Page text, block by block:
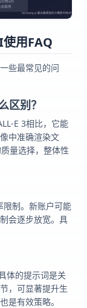
使用FAQ
些最常见的问
区别？
E 3相比，它能
中准确渲染文
量选择，整体性
制。新账户可能
会逐步放宽。具
体的提示词是关
，可显著提升生
是有效策略。